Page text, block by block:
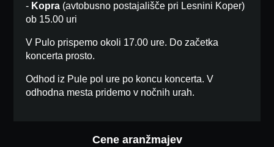
- Kopra (avtobusno postajališče pri Lesnini Koper)
ob 15.00 uri
V Pulo prispemo okoli 17.00 ure. Do začetka
koncerta prosto.
Odhod iz Pule pol ure po koncu koncerta. V
odhodna mesta pridemo v nočnih urah.
Cene aranžmajev